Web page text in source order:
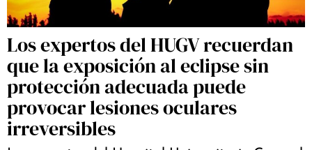
Los expertos del HUGV recuerdan
que la exposición al eclipse sin
protección adecuada puede
provocar lesiones oculares
irreversibles